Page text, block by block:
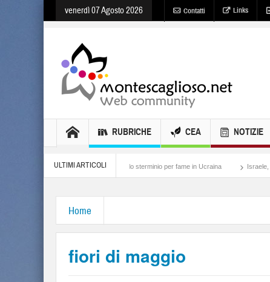
venerdì 07 Agosto 2026 Contatti Links
RUBRICHE CEA NOTIZIE
ULTIMI ARTICOLI
Holodomor, lo sterminio per fame in Ucraina Israele, il sangue degli altri
Home
fiori di maggio